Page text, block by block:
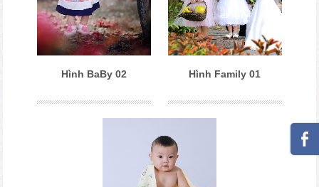
Hình BaBy 02 Hình Family 01